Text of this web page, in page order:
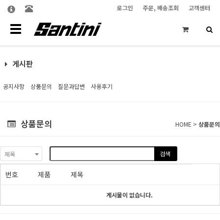
로그인 주문, 배송조회 고객센터
Toggle
navigation
게시판
공지사항 상품문의 질문과답변 사용후기
상품문의 HOME > 상품문의
제목 검색
번호 제품 제목
게시물이 없습니다.